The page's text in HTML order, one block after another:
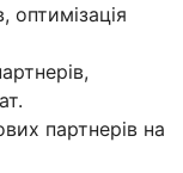
оптимізація
партнерів на